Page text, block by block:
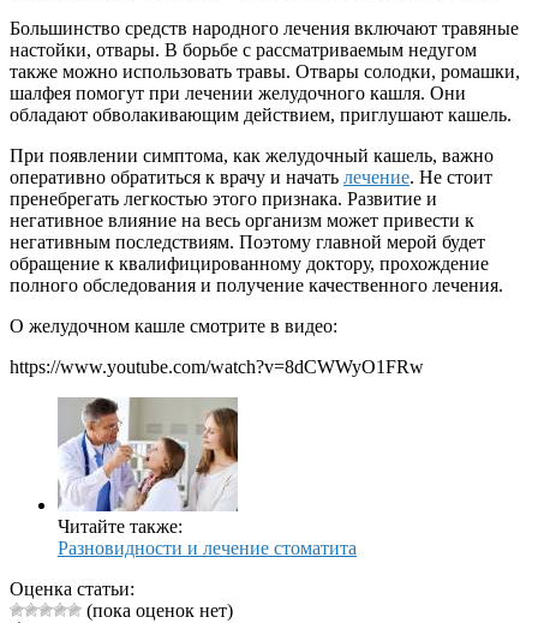
Большинство средств народного лечения включают травяные
настойки, отвары. В борьбе с рассматриваемым недугом
также можно использовать травы. Отвары солодки, ромашки,
шалфея помогут при лечении желудочного кашля. Они
обладают обволакивающим действием, приглушают кашель.
При появлении симптома, как желудочный кашель, важно
оперативно обратиться к врачу и начать лечение. Не стоит
пренебрегать легкостью этого признака. Развитие и
негативное влияние на весь организм может привести к
негативным последствиям. Поэтому главной мерой будет
обращение к квалифицированному доктору, прохождение
полного обследования и получение качественного лечения.
О желудочном кашле смотрите в видео:
https://www.youtube.com/watch?v=8dCWWyO1FRw
Читайте также:
Разновидности и лечение стоматита
Оценка статьи:
(пока оценок нет)